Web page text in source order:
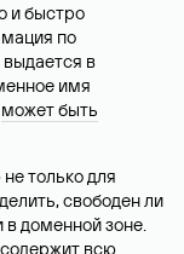
и быстро
по
в
имя
может быть
только для
свободен ли
доменной зоне.
всю